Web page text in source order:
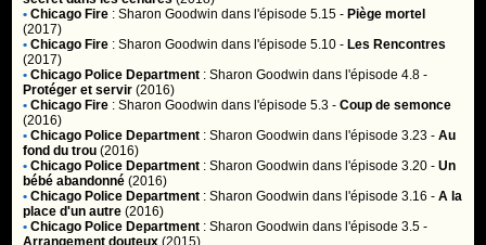
• Chicago Fire :Sharon Goodwin dans l'épisode 5.15 - Piège mortel
(2017)
• Chicago Fire :Sharon Goodwin dans l'épisode 5.10 - Les Rencontres
(2017)
• Chicago Police Department :Sharon Goodwin dans l'épisode 4.8 -
Protéger et servir (2016)
• Chicago Fire :Sharon Goodwin dans l'épisode 5.3 -Coup de semonce
(2016)
• Chicago Police Department :Sharon Goodwin dans l'épisode 3.23 -Au
fond du trou (2016)
• Chicago Police Department :Sharon Goodwin dans l'épisode 3.20 -Un
bébé abandonné (2016)
• Chicago Police Department :Sharon Goodwin dans l'épisode 3.16 -A la
place d'un autre (2016)
• Chicago Police Department :Sharon Goodwin dans l'épisode 3.5 -
Arrangement douteux (2015)